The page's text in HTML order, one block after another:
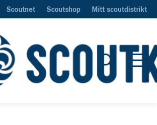
Scoutnet Scoutshop Mitt scoutdistrikt
Öppna